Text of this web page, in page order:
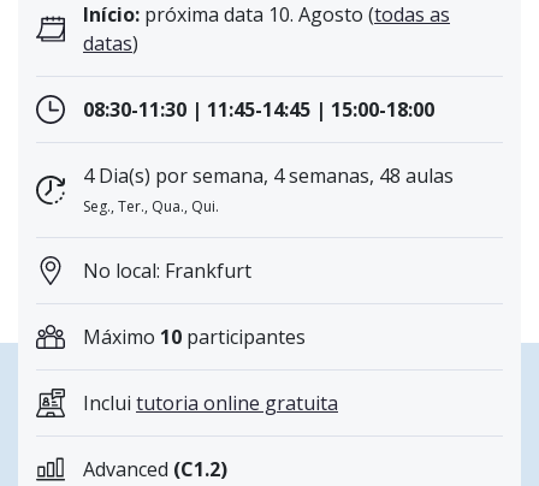
Início: próxima data 10. Agosto (todas as
datas)
08:30-11:30 | 11:45-14:45 | 15:00-18:00
4 Dia(s) por semana, 4 semanas, 48 aulas
Seg., Ter., Qua., Qui.
No local: Frankfurt
Máximo 10 participantes
Inclui tutoria online gratuita
Advanced (C1.2)